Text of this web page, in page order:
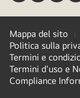
Mappa del sito
Politica sulla
Termini e
Termini d'uso e
Compliance